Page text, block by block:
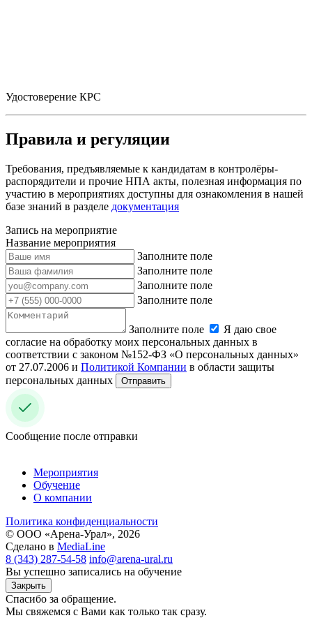
Удостоверение КРС
Правила и регуляции
Требования, предъявляемые к кандидатам в контролёры-
распорядители и прочие НПА акты, полезная информация по
участию в мероприятиях доступны для ознакомления в нашей
базе знаний в разделе документация
Запись на мероприятие
Название мероприятия
Заполните поле
Заполните поле
Заполните поле
Заполните поле
Заполните поле
Я даю свое
согласие на обработку моих персональных данных в
соответствии с законом №152-ФЗ «О персональных данных»
от 27.07.2006 и Политикой Компании в области защиты
персональных данных
Отправить
Сообщение после отправки
Мероприятия
Обучение
О компании
Политика конфиденциальности
© ООО «Арена-Урал», 2026
Сделано в MediaLine
8 (343) 287-54-58 info@arena-ural.ru
Вы успешно записались на обучение
Закрыть
Спасибо за обращение.
Мы свяжемся с Вами как только так сразу.